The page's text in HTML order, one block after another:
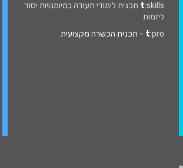
t :skills תכנית לימודי תעודה במיומנויות יסוד
ליזמות
t:pro - תכנית הכשרה מקצועית